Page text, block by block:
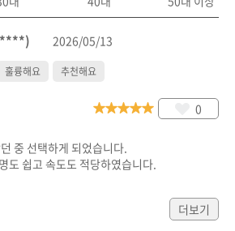
2026/05/13
훌륭해요 추천해요
0
중 선택하게 되었습니다.
도 쉽고 속도도 적당하였습니다.
더보기